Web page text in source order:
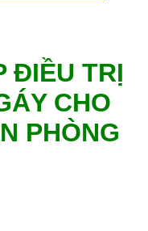
ĐIỀU TRỊ
CHO
PHÒNG